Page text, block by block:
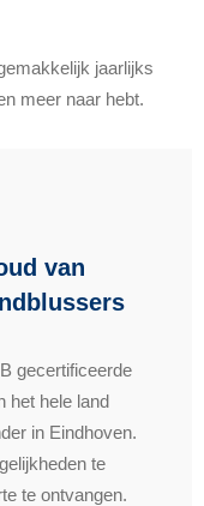
jaarlijks
meer naar hebt.
van
gecertificeerde
het hele land
in Eindhoven.
te
te ontvangen.